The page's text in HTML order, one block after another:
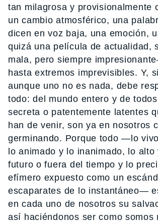
tan milagrosa y provisionalmente
un cambio atmosférico, una
dicen en voz baja, una emoción,
quizá una película de actualidad,
mala, pero siempre
hasta extremos imprevisibles. Y,
aunque uno no es nada, debe
todo: del mundo entero y de
secreta o patentemente latentes
han de venir, son ya en nosotros
germinando. Porque todo —lo
lo animado y lo inanimado, lo
futuro o fuera del tiempo y lo
efímero expuesto como un
escaparates de lo instantáneo—
en cada uno de nosotros su
así haciéndonos ser como somos